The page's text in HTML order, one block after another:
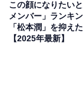
また、自身の主
『怪物くん』（
映画として『映
この顔になりたい
メンバー」ランキ
「松本潤」を抑え
【2025年最新】